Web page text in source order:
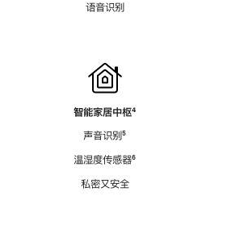
语音识别
智能家居中枢脚
⁴
声音识别脚
⁵
温湿度传感器脚
⁶
私密又安全